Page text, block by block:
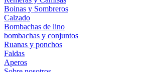
Boinas y Sombreros
Calzado
Bombachas de lino
bombachas y conjuntos
Ruanas y ponchos
Faldas
Aperos